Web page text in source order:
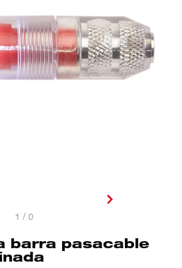
1 / 0
barra pasacable